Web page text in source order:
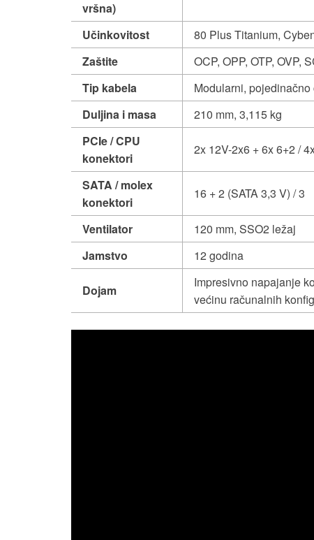
vršna)
Učinkovitost
80 Plus Titanium,
Zaštite
OCP, OPP, OTP, OVP,
Tip kabela
Modularni,
Duljina i masa
210 mm, 3,115 kg
PCIe / CPU
konektori
2x 12V-2x6 + 6x 6+2 /
SATA / molex
konektori
16 + 2 (SATA 3,3 V) / 3
Ventilator
120 mm, SSO2 ležaj
Jamstvo
12 godina
Dojam
Impresivno napajanje
većinu računalnih